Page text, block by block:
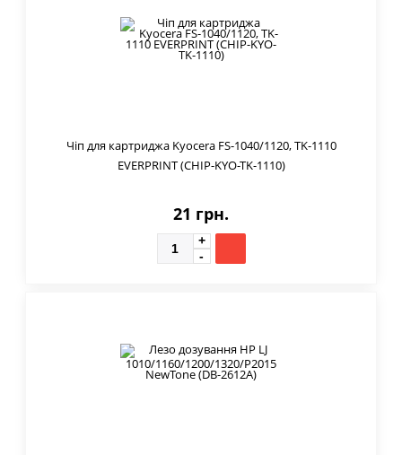
Чіп для картриджа Kyocera FS-1040/1120, TK-1110
EVERPRINT (CHIP-KYO-TK-1110)
21 грн.